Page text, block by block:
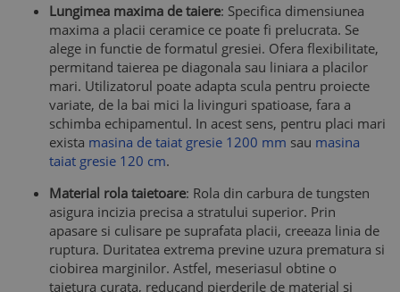
Lungimea maxima de taiere: Specifica dimensiunea
maxima a placii ceramice ce poate fi prelucrata. Se
alege in functie de formatul gresiei. Ofera flexibilitate,
permitand taierea pe diagonala sau liniara a placilor
mari. Utilizatorul poate adapta scula pentru proiecte
variate, de la bai mici la livinguri spatioase, fara a
schimba echipamentul. In acest sens, pentru placi mari
exista masina de taiat gresie 1200 mm sau masina
taiat gresie 120 cm.
Material rola taietoare: Rola din carbura de tungsten
asigura incizia precisa a stratului superior. Prin
apasare si culisare pe suprafata placii, creeaza linia de
ruptura. Duritatea extrema previne uzura prematura si
ciobirea marginilor. Astfel, meseriasul obtine o
taietura curata, reducand pierderile de material si